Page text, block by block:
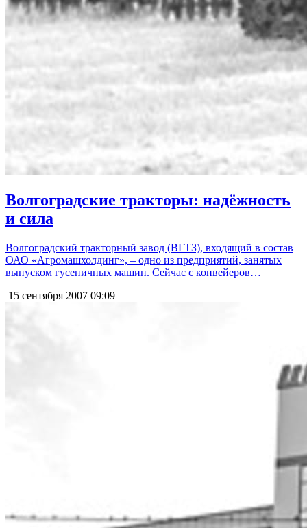
Волгоградские тракторы: надёжность
и сила
Волгоградский тракторный завод (ВГТЗ), входящий в состав
ОАО «Агромашхолдинг», – одно из предприятий, занятых
выпуском гусеничных машин. Сейчас с конвейеров…
15 сентября 2007 09:09